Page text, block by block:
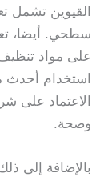
القيوين تشمل
سطحي. أيضا،
على مواد
استخدام أحدث
الاعتماد على
وصحة.
بالإضافة إلى